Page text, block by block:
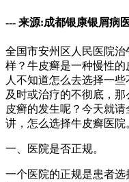
--- 来源:成都银康银屑病
全国市安州区人民医院
样？牛皮癣是一种慢性
人不知道怎么去选择一
及时或治疗的不彻底，
皮癣的发生呢？今天就
讲，怎么选择牛皮癣医院
一、医院是否正规。
一个医院的正规是患者